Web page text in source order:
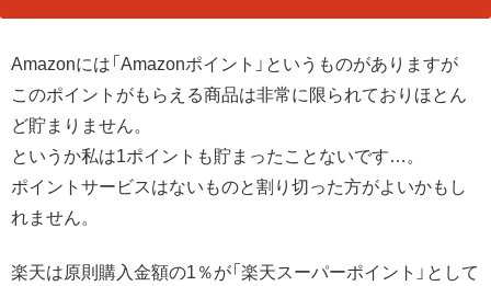
Amazonには「Amazonポイント」というものがありますが
このポイントがもらえる商品は非常に限られておりほとん
ど貯まりません。
というか私は1ポイントも貯まったことないです…。
ポイントサービスはないものと割り切った方がよいかもし
れません。
楽天は原則購入金額の1％が「楽天スーパーポイント」として